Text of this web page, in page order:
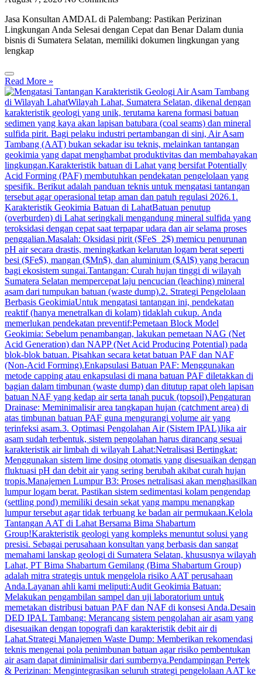
Jasa Konsultan AMDAL di Palembang: Pastikan Perizinan
Lingkungan Anda Selesai dengan Cepat dan Benar Dalam dunia
bisnis di Sumatera Selatan, memiliki dokumen lingkungan yang
lengkap
Read More »